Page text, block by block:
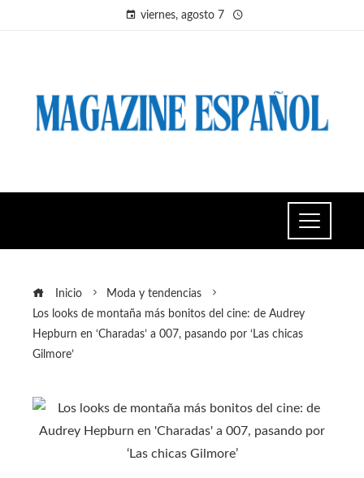
viernes, agosto 7
Inicio
Moda y tendencias
Los looks de montaña más bonitos del cine: de Audrey
Hepburn en ‘Charadas’ a 007, pasando por ‘Las chicas
Gilmore’